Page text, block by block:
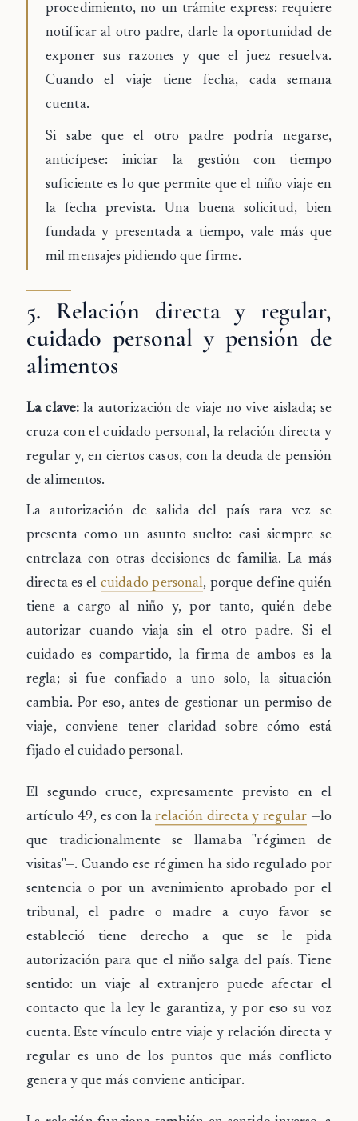
procedimiento, no un trámite express: requiere
notificar al otro padre, darle la oportunidad de
exponer sus razones y que el juez resuelva.
Cuando el viaje tiene fecha, cada semana
cuenta.
Si sabe que el otro padre podría negarse,
anticípese: iniciar la gestión con tiempo
suficiente es lo que permite que el niño viaje en
la fecha prevista. Una buena solicitud, bien
fundada y presentada a tiempo, vale más que
mil mensajes pidiendo que firme.
5. Relación directa y regular,
cuidado personal y pensión de
alimentos
La clave: la autorización de viaje no vive aislada; se
cruza con el cuidado personal, la relación directa y
regular y, en ciertos casos, con la deuda de pensión
de alimentos.
La autorización de salida del país rara vez se
presenta como un asunto suelto: casi siempre se
entrelaza con otras decisiones de familia. La más
directa es elcuidado personal, porque define quién
tiene a cargo al niño y, por tanto, quién debe
autorizar cuando viaja sin el otro padre. Si el
cuidado es compartido, la firma de ambos es la
regla; si fue confiado a uno solo, la situación
cambia. Por eso, antes de gestionar un permiso de
viaje, conviene tener claridad sobre cómo está
fijado el cuidado personal.
El segundo cruce, expresamente previsto en el
artículo 49, es con larelación directa y regular—lo
que tradicionalmente se llamaba "régimen de
visitas"—. Cuando ese régimen ha sido regulado por
sentencia o por un avenimiento aprobado por el
tribunal, el padre o madre a cuyo favor se
estableció tiene derecho a que se le pida
autorización para que el niño salga del país. Tiene
sentido: un viaje al extranjero puede afectar el
contacto que la ley le garantiza, y por eso su voz
cuenta. Este vínculo entre viaje y relación directa y
regular es uno de los puntos que más conflicto
genera y que más conviene anticipar.